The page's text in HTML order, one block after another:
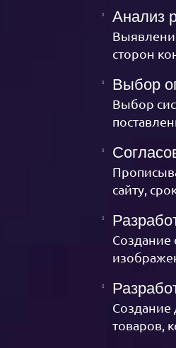
Анализ
сторон
Выбор
Выбор
сайту,
Создание
Создание
товаров,